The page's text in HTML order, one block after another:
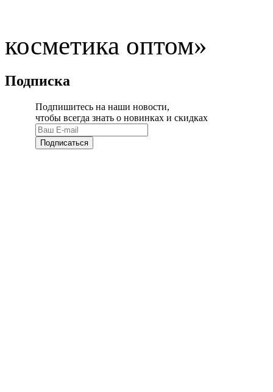
косметика оптом»
Подписка
Подпишитесь на наши новости,
чтобы всегда знать о новинках и скидках
Подписаться